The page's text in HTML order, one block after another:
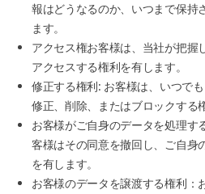
報はどうなるのか、いつまで保持
ます。
アクセス権お客様は、当社が把握
アクセスする権利を有します。
修正する権利: お客様は、いつで
修正、削除、またはブロックする
お客様がご自身のデータを処理す
客様はその同意を撤回し、ご自身
を有します。
お客様のデータを譲渡する権利：